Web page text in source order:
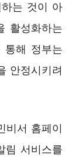
는 것이 아
활성화하는
통해 정부는
안정시키려
비서 홈페이
림 서비스를